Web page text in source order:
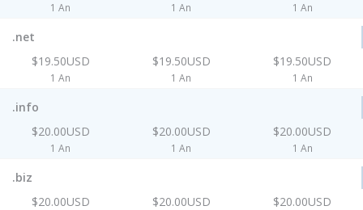
1 An 1 An 1 An
.net
$19.50USD
1 An
$19.50USD
1 An
$19.50USD
1 An
.info
$20.00USD
1 An
$20.00USD
1 An
$20.00USD
1 An
.biz
$20.00USD
$20.00USD $20.00USD